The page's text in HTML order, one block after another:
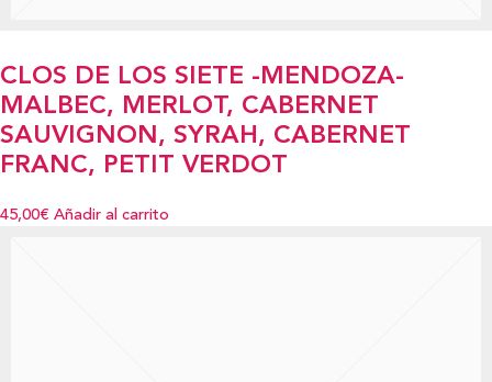
CLOS DE LOS SIETE -MENDOZA-
MALBEC, MERLOT, CABERNET
SAUVIGNON, SYRAH, CABERNET
FRANC, PETIT VERDOT
45,00€ Añadir al carrito